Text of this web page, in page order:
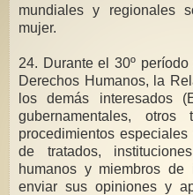
mundiales y regionales
mujer.
24. Durante el 30º
Derechos Humanos, la
los demás interesados
gubernamentales,
procedimientos
de tratados,
humanos y miembros de
enviar sus opiniones y